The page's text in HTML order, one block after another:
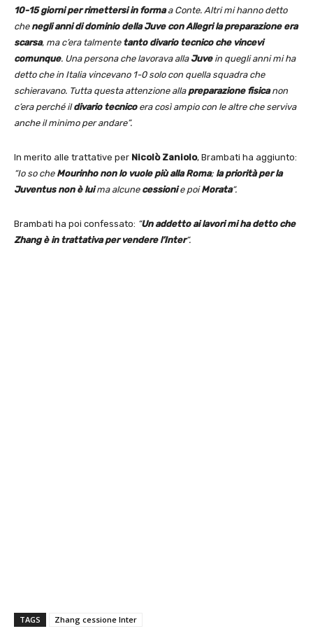
10-15 giorni per rimettersi in formaa Conte. Altri mi hanno detto
che negli anni di dominio della Juve con Allegri la preparazione era
scarsa, ma c’era talmente tanto divario tecnico che vincevi
comunque. Una persona che lavorava alla Juvein quegli anni mi ha
detto che in Italia vincevano 1-0 solo con quella squadra che
schieravano. Tutta questa attenzione alla preparazione fisicanon
c’era perché ildivario tecnicoera così ampio con le altre che serviva
anche il minimo per andare”.
In merito alle trattative per Nicolò Zaniolo, Brambati ha aggiunto:
“Io so che Mourinho non lo vuole più alla Roma; la priorità per la
Juventus non è luima alcune cessionie poiMorata“.
Brambati ha poi confessato: “Un addetto ai lavori mi ha detto che
Zhang è in trattativa per vendere l’Inter“.
TAGS Zhang cessione Inter